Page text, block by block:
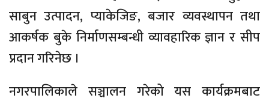
साबुन उत्पादन, प्याकेजिङ, बजार व्यवस्थापन तथा
आकर्षक बुके निर्माणसम्बन्धी व्यावहारिक ज्ञान र सीप
प्रदान गरिनेछ ।
नगरपालिकाले सञ्चालन गरेको यस कार्यक्रमबाट